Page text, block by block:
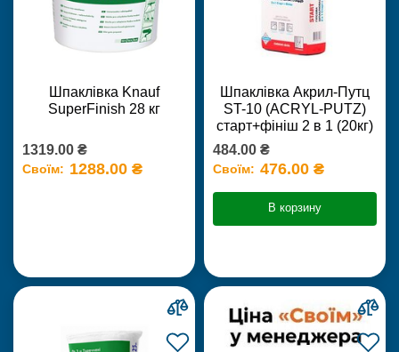
Шпаклівка Knauf
SuperFinish 28 кг
1319.00 ₴
Своїм: 1288.00 ₴
Шпаклівка Акрил-Путц
ST-10 (ACRYL-PUTZ)
старт+фініш 2 в 1 (20кг)
484.00 ₴
Своїм: 476.00 ₴
В корзину